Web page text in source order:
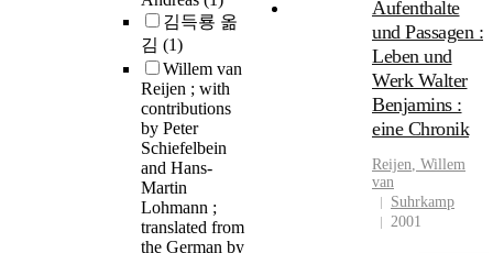
김득룡 옮
김 (1)
Willem van
Reijen ; with
contributions
by Peter
Schiefelbein
and Hans-
Martin
Lohmann ;
translated from
the German by
Aufenthalte
und Passagen :
Leben und
Werk Walter
Benjamins :
eine Chronik
Reijen, Willem
van
Suhrkamp
2001